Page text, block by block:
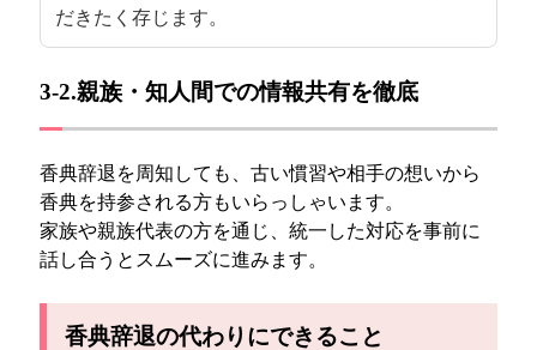
3-2.親族・知人間での情報共有を徹底
香典辞退を周知しても、古い慣習や相手の想いから
香典を持参される方もいらっしゃいます。
家族や親族代表の方を通じ、統一した対応を事前に
話し合うとスムーズに進みます。
香典辞退の代わりにできること